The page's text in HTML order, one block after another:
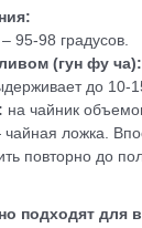
95-98 градусов.
(гун фу ча):
до 10-
на чайник
ложка.
повторно до
подходят для